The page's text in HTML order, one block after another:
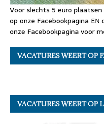
Voor slechts 5 euro
op onze Facebookpagina
onze Facebookpagina voor
VACATURES WEERT OP
VACATURES WEERT OP